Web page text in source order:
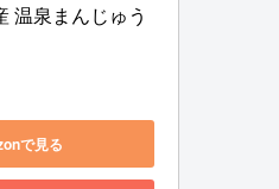
温泉まんじゅう
で見る